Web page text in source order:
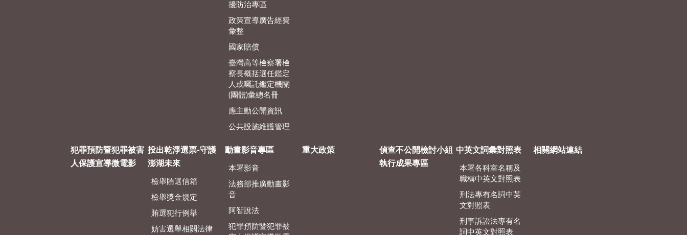
擾防治專區
政策宣導廣告經費
彙整
國家賠償
臺灣高等檢察署檢
察長概括選任鑑定
人或囑託鑑定機關
(團體)彙總名冊
應主動公開資訊
公共設施維護管理
犯罪預防暨犯罪被害
人保護宣導微電影
投出乾淨選票-守護
澎湖未來
檢舉賄選信箱
檢舉獎金規定
賄選犯行例舉
妨害選舉相關法律
動畫影音專區
本署影音
法務部推廣動畫影
音
阿智說法
犯罪預防暨犯罪被
重大政策
偵查不公開檢討小組
執行成果專區
中英文詞彙對照表
本署各科室名稱及
職稱中英文對照表
刑法專有名詞中英
文對照表
刑事訴訟法專有名
詞中英文對照表
相關網站連結